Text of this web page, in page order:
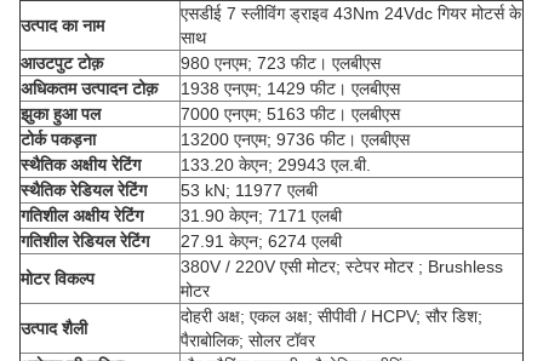
उत्पाद का नाम
एसडीई 7 स्लीविंग ड्राइव 43Nm 24Vdc गियर मोटर्स के
साथ
आउटपुट टोक़
980 एनएम; 723 फीट। एलबीएस
अधिकतम उत्पादन टोक़
1938 एनएम; 1429 फीट। एलबीएस
झुका हुआ पल
7000 एनएम; 5163 फीट। एलबीएस
टोर्क पकड़ना
13200 एनएम; 9736 फीट। एलबीएस
स्थैतिक अक्षीय रेटिंग
133.20 केएन; 29943 एल.बी.
स्थैतिक रेडियल रेटिंग
53 kN; 11977 एलबी
गतिशील अक्षीय रेटिंग
31.90 केएन; 7171 एलबी
गतिशील रेडियल रेटिंग
27.91 केएन; 6274 एलबी
मोटर विकल्प
380V / 220V एसी मोटर; स्टेपर मोटर ; Brushless
मोटर
उत्पाद शैली
दोहरी अक्ष; एकल अक्ष; सीपीवी / HCPV; सौर डिश;
पैराबोलिक; सोलर टॉवर